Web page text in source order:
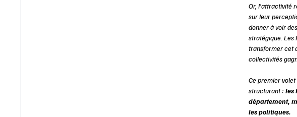
Or, l’attractivité
sur leur
donner à voir
stratégique. Les
transformer cet
collectivités
Ce premier
structurant : les
département,
les politiques.